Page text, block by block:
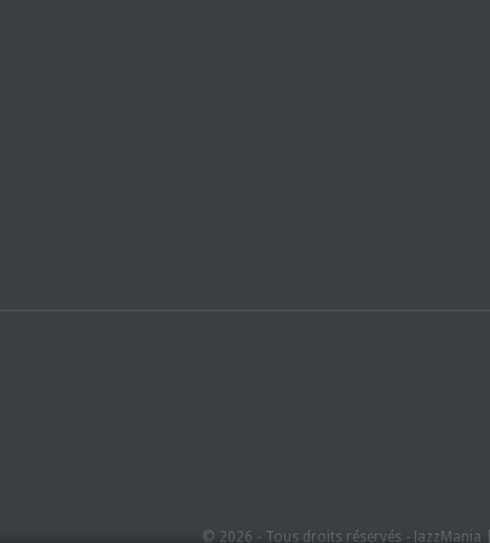
© 2026 - Tous droits réservés - JazzMania |